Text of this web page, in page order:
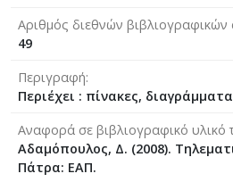
Αριθμός διεθνών
49
Περιγραφή
Περιέχει : πίνακες,
Αναφορά σε βιβλιογραφικό υλικό
Αδαμόπουλος, Δ. (2008).
Πάτρα: ΕΑΠ.